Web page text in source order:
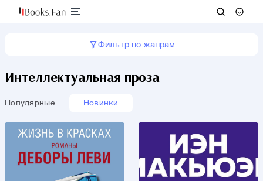
Фильтр по жанрам
Интеллектуальная проза
Популярные Новинки